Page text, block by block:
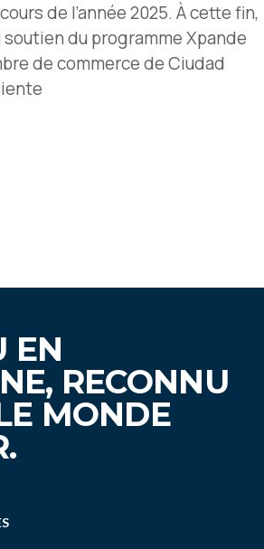
de l’année 2025. À cette fin,
du programme Xpande
de commerce de Ciudad
EN
RECONNU
MONDE